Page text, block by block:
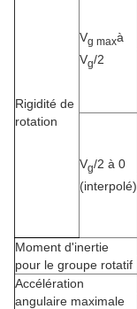
Rigidité de
rotation
Vg maxà
Vg/2
Vg/2 à 0
(interpolé)
Moment d'inertie
pour le groupe rotatif
Accélération
angulaire maximale